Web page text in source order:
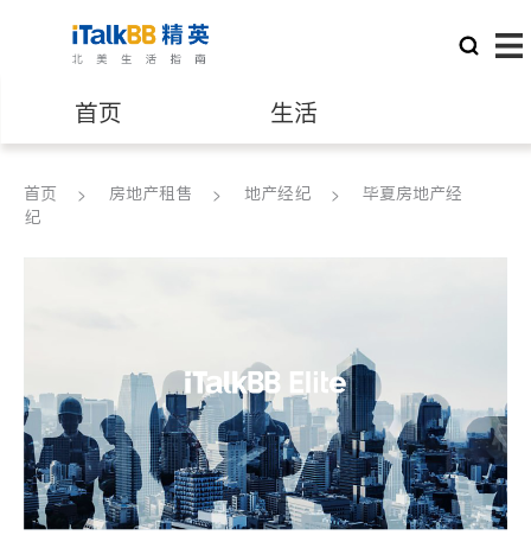
首页 生活
医生 律师
养老 非盈利组织
首页 房地产租售 地产经纪
毕夏房地产经
纪